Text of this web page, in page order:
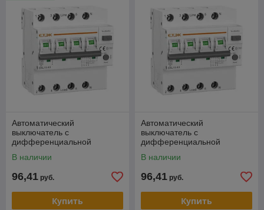
Автоматический
выключатель с
дифференциальной
3P+N 25A 30mA кривая С
В наличии
96,41 руб.
Купить
Автоматический
выключатель с
дифференциальной
3P+N 32A 30mA кривая С
В наличии
96,41 руб.
Купить